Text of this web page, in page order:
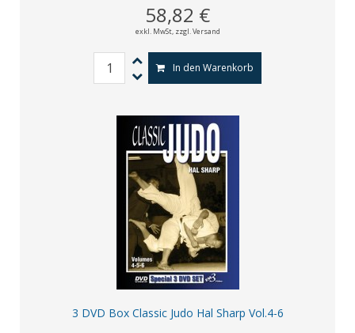
58,82 €
exkl. MwSt, zzgl. Versand
In den Warenkorb
3 DVD Box Classic Judo Hal Sharp Vol.4-6